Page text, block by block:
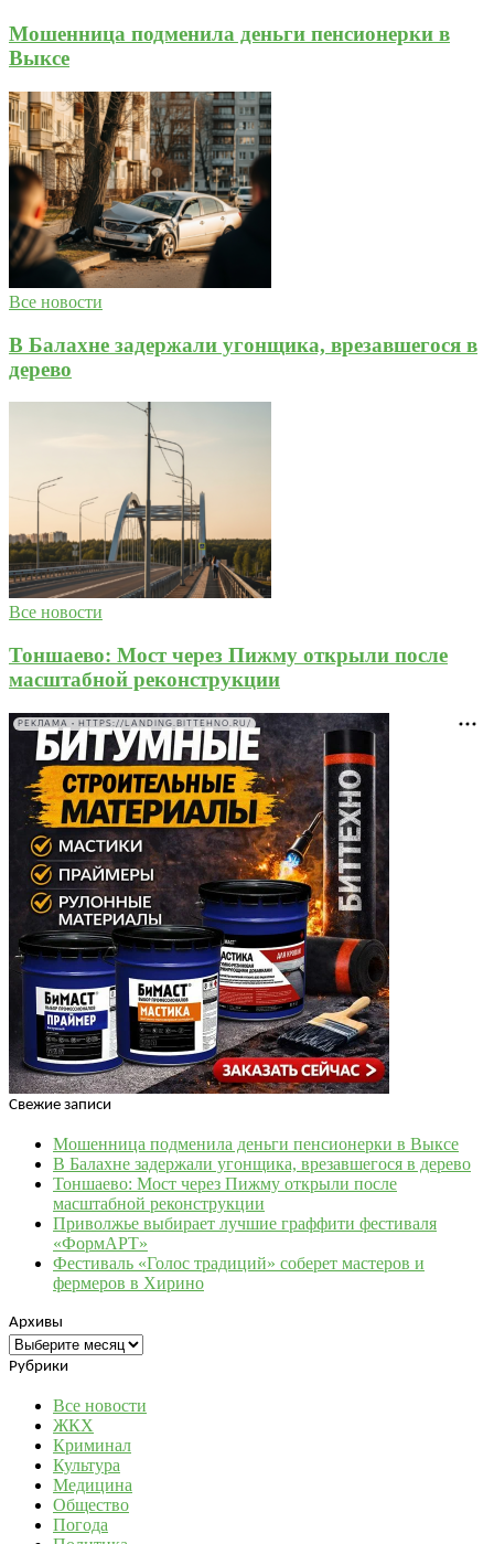
Мошенница подменила деньги пенсионерки в
Выксе
Все новости
В Балахне задержали угонщика, врезавшегося в
дерево
Все новости
Тоншаево: Мост через Пижму открыли после
масштабной реконструкции
РЕКЛАМА • HTTPS://LANDING.BITTEHNO.RU/
Свежие записи
Мошенница подменила деньги пенсионерки в Выксе
В Балахне задержали угонщика, врезавшегося в дерево
Тоншаево: Мост через Пижму открыли после
масштабной реконструкции
Приволжье выбирает лучшие граффити фестиваля
«ФормАРТ»
Фестиваль «Голос традиций» соберет мастеров и
фермеров в Хирино
Архивы
Архивы
Рубрики
Все новости
ЖКХ
Криминал
Культура
Медицина
Общество
Погода